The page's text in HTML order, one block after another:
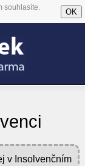
souhlasíte.
OK
v Insolvenčním